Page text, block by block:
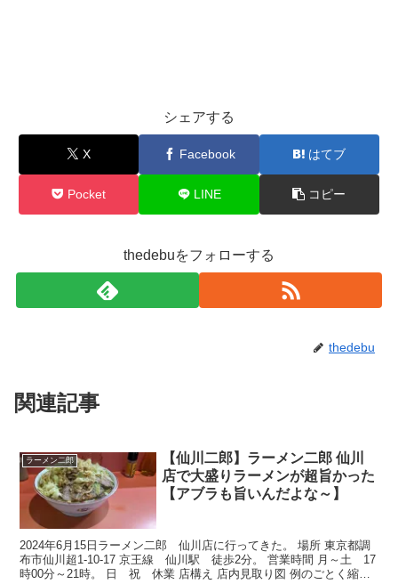
シェアする
X Facebook はてブ
Pocket LINE コピー
thedebuをフォローする
thedebu
関連記事
ラーメン二郎
【仙川二郎】ラーメン二郎 仙川
店で大盛りラーメンが超旨かった
【アブラも旨いんだよな～】
2024年6月15日ラーメン二郎 仙川店に行ってきた。 場所 東京都調
布市仙川超1-10-17 京王線 仙川駅 徒歩2分。 営業時間 月～土 17
時00分～21時。 日 祝 休業 店構え 店内見取り図 例のごとく縮尺